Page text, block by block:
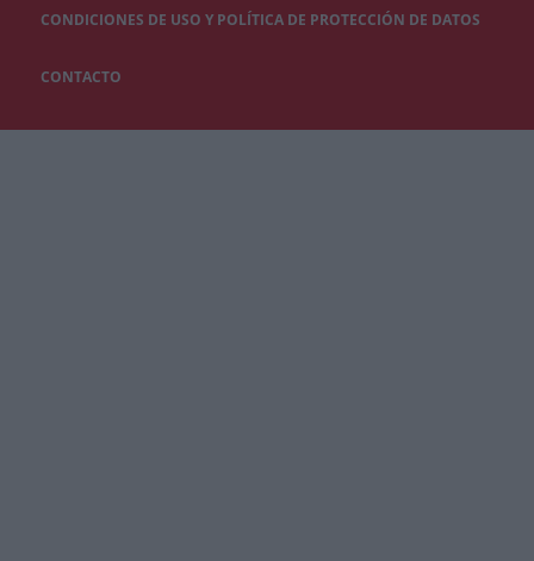
CONDICIONES DE USO Y POLÍTICA DE PROTECCIÓN DE DATOS
CONTACTO